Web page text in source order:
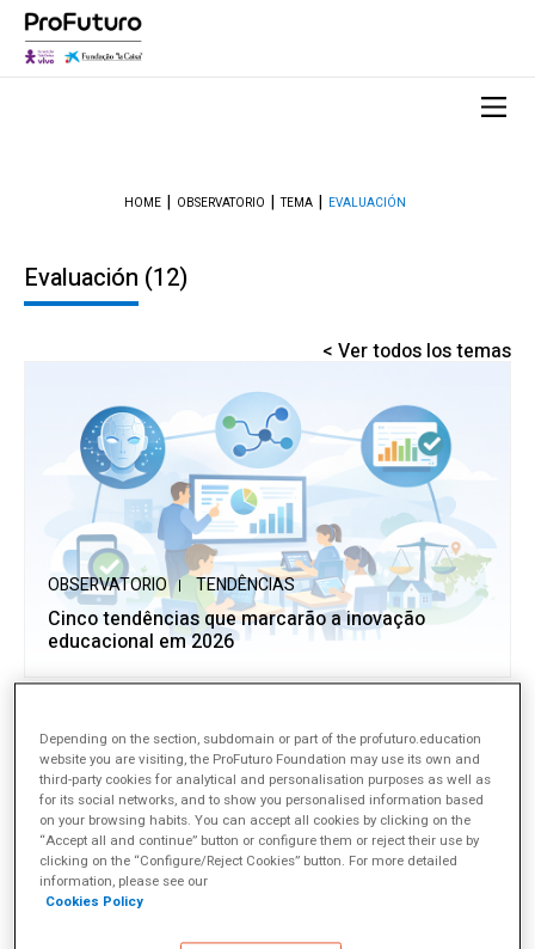
HOME OBSERVATORIO TEMA EVALUACIÓN
Evaluación (12)
< Ver todos los temas
OBSERVATORIO TENDÊNCIAS
Cinco tendências que marcarão a inovação
educacional em 2026
Depending on the section, subdomain or part of the profuturo.education
website you are visiting, the ProFuturo Foundation may use its own and
third-party cookies for analytical and personalisation purposes as well as
for its social networks, and to show you personalised information based
on your browsing habits. You can accept all cookies by clicking on the
“Accept all and continue” button or configure them or reject their use by
clicking on the “Configure/Reject Cookies” button. For more detailed
information, please see our
Cookies Policy